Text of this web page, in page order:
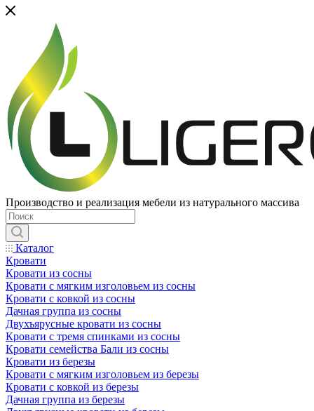
Производство и реализация мебели из натурального массива
Каталог
Кровати
Кровати из сосны
Кровати с мягким изголовьем из сосны
Кровати с ковкой из сосны
Дачная группа из сосны
Двухъярусные кровати из сосны
Кровати с тремя спинками из сосны
Кровати семейства Бали из сосны
Кровати из березы
Кровати с мягким изголовьем из березы
Кровати с ковкой из березы
Дачная группа из березы